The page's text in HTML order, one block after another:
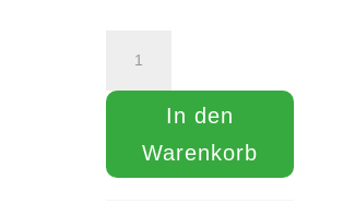
Bündelstretchfolie
In den
Warenkorb